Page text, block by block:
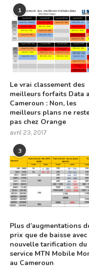
1
Le vrai classement des
meilleurs forfaits Data
Cameroun : Non, les
meilleurs plans ne
pas chez Orange
avril 23, 2017
3
Plus d’augmentations
prix que de baisse avec
nouvelle tarification du
service MTN Mobile
au Cameroun